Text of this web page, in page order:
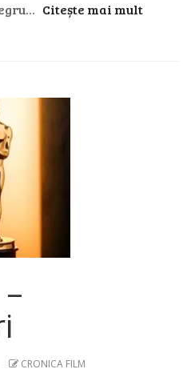
Citește mai mult
CRONICA FILM